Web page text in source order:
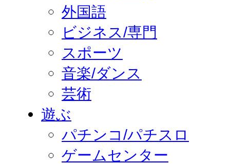
外国語
ビジネス/専門
スポーツ
音楽/ダンス
芸術
遊ぶ
パチンコ/パチスロ
ゲームセンター